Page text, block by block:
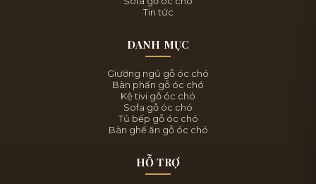
Tin tức
DANH MỤC
Giường ngủ gỗ óc chó
Bàn phấn gỗ óc chó
Kệ tivi gỗ óc chó
Sofa gỗ óc chó
Tủ bếp gỗ óc chó
Bàn ghế ăn gỗ óc chó
HỖ TRỢ